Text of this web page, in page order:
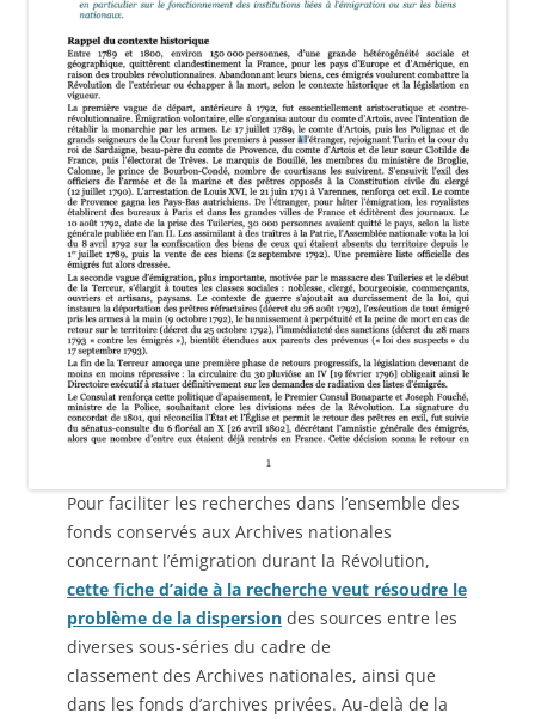
Pour faciliter les recherches dans l’ensemble des
fonds conservés aux Archives nationales
concernant l’émigration durant la Révolution,
cette fiche d’aide à la recherche veut résoudre le
problème de la dispersion des sources entre les
diverses sous-séries du cadre de
classement des Archives nationales, ainsi que
dans les fonds d’archives privées. Au-delà de la